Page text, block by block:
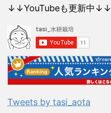
↓↓YouTubeも更新中↓↓
Tweets by tasi_aota